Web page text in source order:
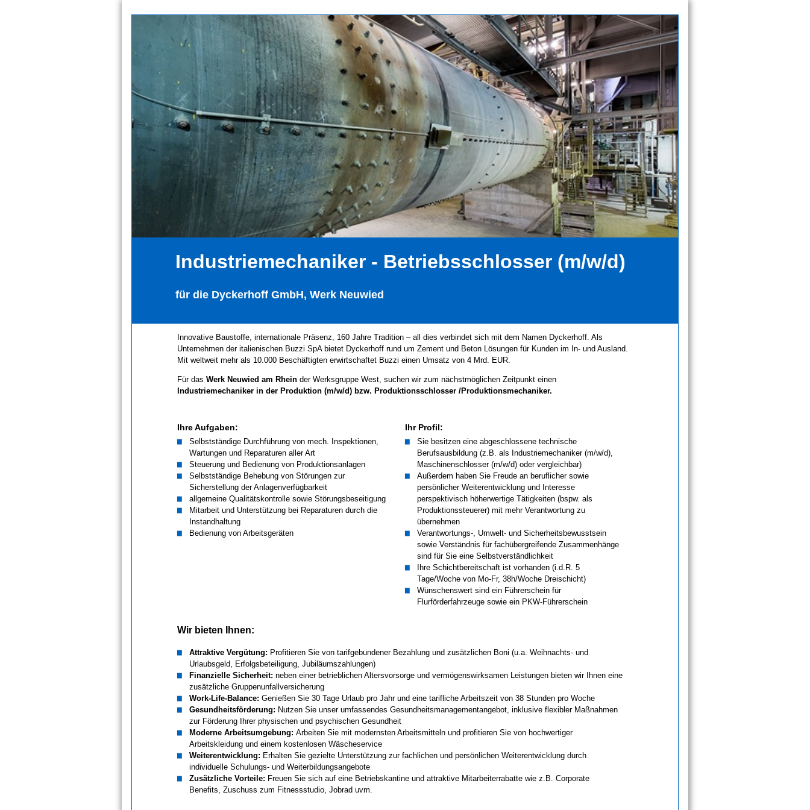
Industriemechaniker - Betriebsschlosser (m/w/d)
für die Dyckerhoff GmbH, Werk Neuwied
Innovative Baustoffe, internationale Präsenz, 160 Jahre Tradition – all dies verbindet sich mit dem Namen Dyckerhoff. Als
Unternehmen der italienischen Buzzi SpA bietet Dyckerhoff rund um Zement und Beton Lösungen für Kunden im In- und Ausland.
Mit weltweit mehr als 10.000 Beschäftigten erwirtschaftet Buzzi einen Umsatz von 4 Mrd. EUR.
Für dasWerk Neuwied am Rhein der Werksgruppe West, suchen wir zum nächstmöglichen Zeitpunkt einen
Industriemechaniker in der Produktion (m/w/d) bzw. Produktionsschlosser /Produktionsmechaniker.
Ihre Aufgaben:
Selbstständige Durchführung von mech. Inspektionen,
Wartungen und Reparaturen aller Art
Steuerung und Bedienung von Produktionsanlagen
Selbstständige Behebung von Störungen zur
Sicherstellung der Anlagenverfügbarkeit
allgemeine Qualitätskontrolle sowie Störungsbeseitigung
Mitarbeit und Unterstützung bei Reparaturen durch die
Instandhaltung
Bedienung von Arbeitsgeräten
Ihr Profil:
Sie besitzen eine abgeschlossene technische
Berufsausbildung (z.B. als Industriemechaniker (m/w/d),
Maschinenschlosser (m/w/d) oder vergleichbar)
Außerdem haben Sie Freude an beruflicher sowie
persönlicher Weiterentwicklung und Interesse
perspektivisch höherwertige Tätigkeiten (bspw. als
Produktionssteuerer) mit mehr Verantwortung zu
übernehmen
Verantwortungs-, Umwelt- und Sicherheitsbewusstsein
sowie Verständnis für fachübergreifende Zusammenhänge
sind für Sie eine Selbstverständlichkeit
Ihre Schichtbereitschaft ist vorhanden (i.d.R. 5
Tage/Woche von Mo-Fr, 38h/Woche Dreischicht)
Wünschenswert sind ein Führerschein für
Flurförderfahrzeuge sowie ein PKW-Führerschein
Wir bieten Ihnen:
Attraktive Vergütung: Profitieren Sie von tarifgebundener Bezahlung und zusätzlichen Boni (u.a. Weihnachts- und
Urlaubsgeld, Erfolgsbeteiligung, Jubiläumszahlungen)
Finanzielle Sicherheit: neben einer betrieblichen Altersvorsorge und vermögenswirksamen Leistungen bieten wir Ihnen eine
zusätzliche Gruppenunfallversicherung
Work-Life-Balance: Genießen Sie 30 Tage Urlaub pro Jahr und eine tarifliche Arbeitszeit von 38 Stunden pro Woche
Gesundheitsförderung: Nutzen Sie unser umfassendes Gesundheitsmanagementangebot, inklusive flexibler Maßnahmen
zur Förderung Ihrer physischen und psychischen Gesundheit
Moderne Arbeitsumgebung: Arbeiten Sie mit modernsten Arbeitsmitteln und profitieren Sie von hochwertiger
Arbeitskleidung und einem kostenlosen Wäscheservice
Weiterentwicklung: Erhalten Sie gezielte Unterstützung zur fachlichen und persönlichen Weiterentwicklung durch
individuelle Schulungs- und Weiterbildungsangebote
Zusätzliche Vorteile: Freuen Sie sich auf eine Betriebskantine und attraktive Mitarbeiterrabatte wie z.B. Corporate
Benefits, Zuschuss zum Fitnessstudio, Jobrad uvm.